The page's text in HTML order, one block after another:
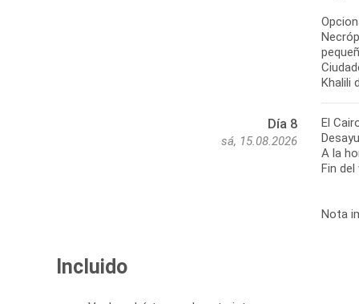
Khalili
Día 8
sá, 15.08.2026
El
A la
Fin
Nota
Incluido